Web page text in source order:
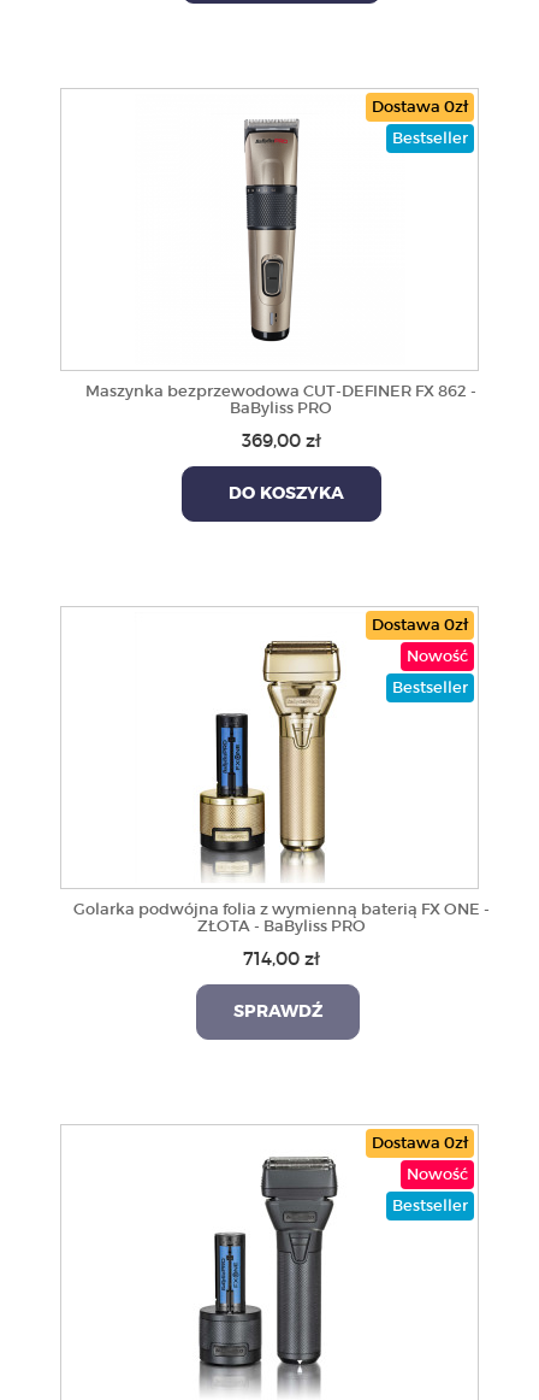
Dostawa 0zł
Bestseller
Maszynka bezprzewodowa CUT-DEFINER FX 862 -
BaByliss PRO
369,00 zł
DO KOSZYKA
Dostawa 0zł
Nowość
Bestseller
Golarka podwójna folia z wymienną baterią FX ONE -
ZŁOTA - BaByliss PRO
714,00 zł
SPRAWDŹ
Dostawa 0zł
Nowość
Bestseller